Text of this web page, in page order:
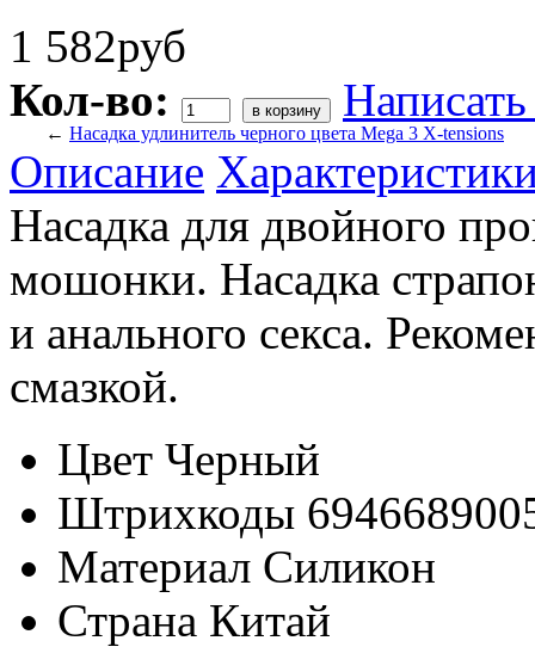
1 582руб
Кол-во:
← Насадка удлинитель черного цвета Mega 3 X-tensions
Описание
Насадка для двойного
мошонки. Насадка
и анального секса.
смазкой.
Цвет Черный
Штрихкоды
Материал Силикон
Страна Китай